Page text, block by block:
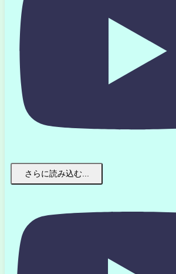
さらに読み込む...